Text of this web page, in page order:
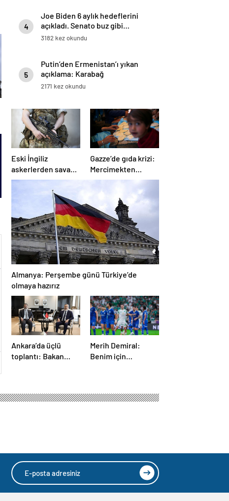
4
Joe Biden 6 aylık hedeflerini
açıkladı. Senato buz gibi…
3182 kez okundu
5
Putin’den Ermenistan’ı yıkan
açıklama: Karabağ
Azerbaycan’ın ayrılmaz bir
2171 kez okundu
Eski İngiliz
askerlerden savaş
suçu itirafı:
“Silahsız insanları
uykuda öldürdüler”
Gazze’de gıda krizi:
Mercimekten
ekmek yapıyorlar
Almanya: Perşembe günü Türkiye’de
olmaya hazırız
Ankara’da üçlü
toplantı: Bakan
görüştü
Merih Demiral:
Benim için